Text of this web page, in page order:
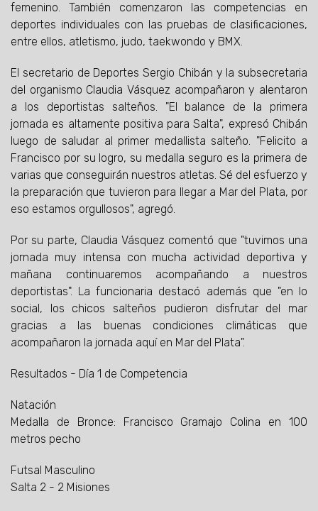
femenino. También comenzaron las competencias en
deportes individuales con las pruebas de clasificaciones,
entre ellos, atletismo, judo, taekwondo y BMX.
El secretario de Deportes Sergio Chibán y la subsecretaria
del organismo Claudia Vásquez acompañaron y alentaron
a los deportistas salteños. "El balance de la primera
jornada es altamente positiva para Salta", expresó Chibán
luego de saludar al primer medallista salteño. "Felicito a
Francisco por su logro, su medalla seguro es la primera de
varias que conseguirán nuestros atletas. Sé del esfuerzo y
la preparación que tuvieron para llegar a Mar del Plata, por
eso estamos orgullosos", agregó.
Por su parte, Claudia Vásquez comentó que "tuvimos una
jornada muy intensa con mucha actividad deportiva y
mañana continuaremos acompañando a nuestros
deportistas". La funcionaria destacó además que "en lo
social, los chicos salteños pudieron disfrutar del mar
gracias a las buenas condiciones climáticas que
acompañaron la jornada aquí en Mar del Plata".
Resultados - Día 1 de Competencia
Natación
Medalla de Bronce: Francisco Gramajo Colina en 100
metros pecho
Futsal Masculino
Salta 2 - 2 Misiones